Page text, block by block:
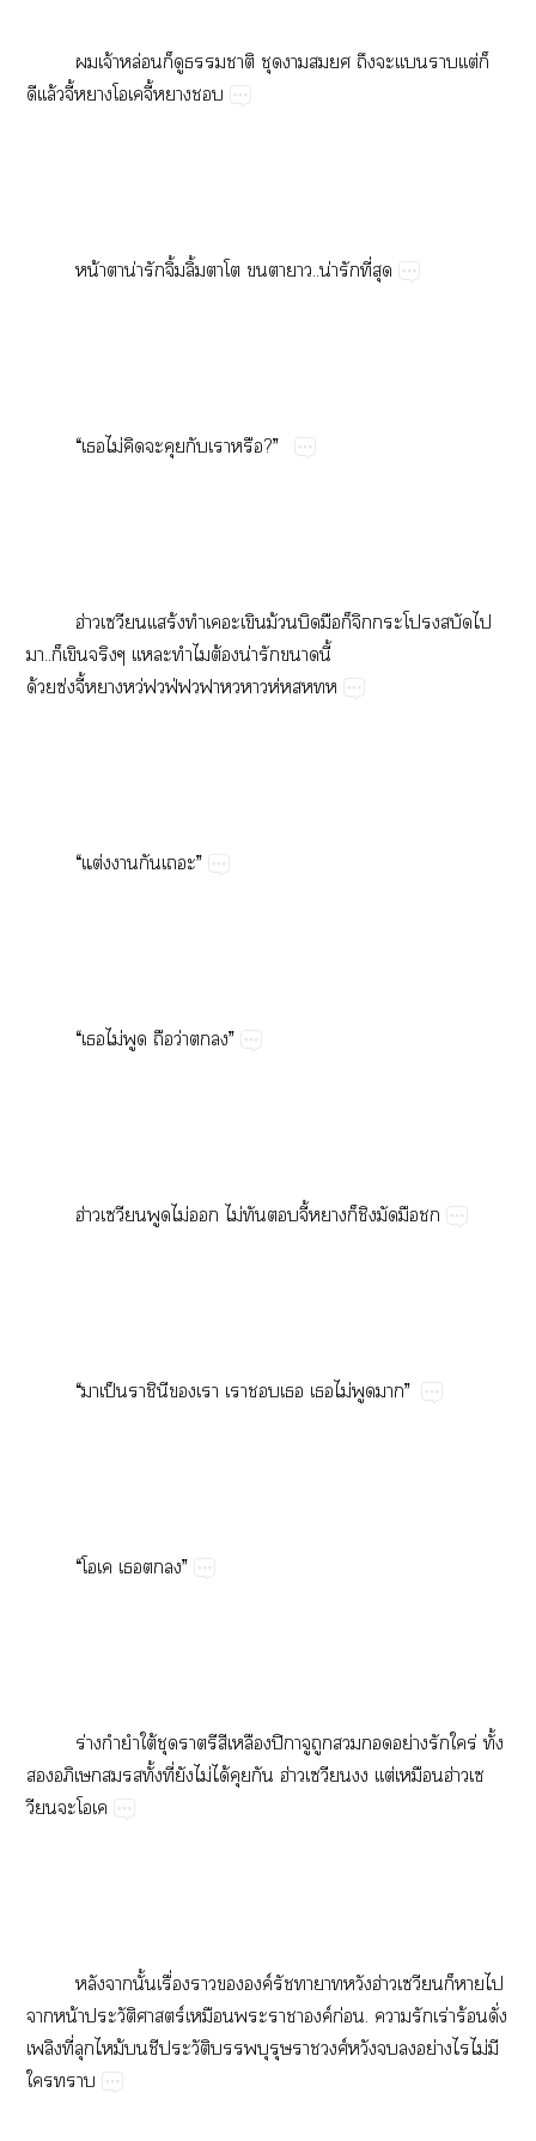
​จ้​ล่​​​​​​​​​​​ต่​
ล้ี้​​​ี้​
น้​​น่​​ิ้​ิ้​​​​​..น่​​ี่​
“​​ไม่​​​​​​?”
ฮ่​ร้​​​ม้​​​​​​​
..​​​​​​ต้​น่​​​ี้​
ด้ซ่ี้ว่ฟ่ห่
“​ต่​​​”
“​​ไม่​​​ว่​​”
ฮ่​​ไม่​​ไม่​​​ี้​​​​​
“​​ป็​ิ​​​​​​​ไม่​​”
“​​​​​”
ร่​ำ​ใต้​​​​ปิ​​​​​ย่​​ร่​ั้​
​​​ั้​ี่​​ไม่​ได้​​​ฮ่​​ต่ฮ่​
​​
​​ั้​ื่​​​ค์​​​ฮ่​​​​
​น้​ัร์​​​​ค์​ก่.​​​ร่​ร้​ั่​
​ี่​​ม้​​​ั​​​ศ์​​​​ย่​​ไม่​​
​